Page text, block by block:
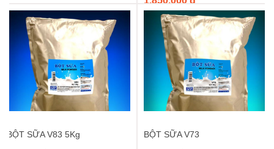
hàng của bạn ngay hôm nay để khám phá sự tiện lợi và hương vị
tuyệt hảo mà sản phẩm mang lại. Ghé thămkhonguyenlieu.vnđể
đặt hàng và nhận ngay ưu đãi hấp dẫn!
Từ khóa : bột kem trứng boduo bột làm kem trứng , bột pha kem
,bột trứng giả boduo bột làm vỏ bánh
BỘT SỮA V83 5Kg BỘT SỮA V73